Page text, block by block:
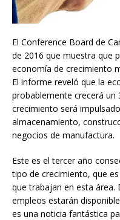
El Conference Board de
de 2016 que muestra que
economía de crecimiento
El informe reveló que la
probablemente crecerá un
crecimiento será
almacenamiento,
negocios de manufactura.
Este es el tercer año
tipo de crecimiento, que
que trabajan en esta área.
empleos estarán
es una noticia fantástica